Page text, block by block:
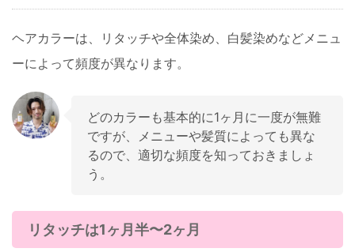
ヘアカラーは、リタッチや全体染め、白髪染めなどメニュ
ーによって頻度が異なります。
どのカラーも基本的に1ヶ月に一度が無難
ですが、メニューや髪質によっても異な
るので、適切な頻度を知っておきましょ
う。
リタッチは1ヶ月半〜2ヶ月